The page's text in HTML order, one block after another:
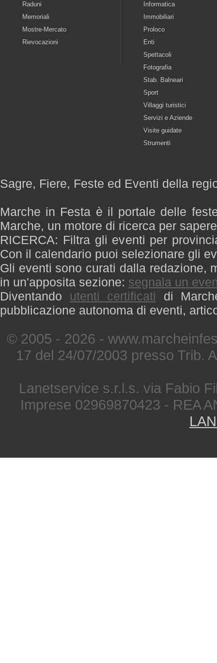
Raduni
Memoriali
Mostre-Mercato
Rievocazioni
Informatica
Immobiliari
Proloco
Enti
Spettacoli
Fotografia
Stab. Balneari
Sport
Villaggi turistici
Servizi e Aziende
Visite guidate
Strumenti
Sagre, Fiere, Feste ed Eventi della
Marche in Festa è il portale delle
Marche, un motore di ricerca per
RICERCA: Filtra gli eventi per
Con il calendario puoi selezionare gli
Gli eventi sono curati dalla redazione,
in un'apposita sezione: segnala un
Diventando utenti certificati di
pubblicazione autonoma di eventi,
© 2005 - 2026 -
17 del 24/07/2003 presso Trib.
Lanetservice s.r.l.s. via Fabio
Imprese 02969870423 - REA